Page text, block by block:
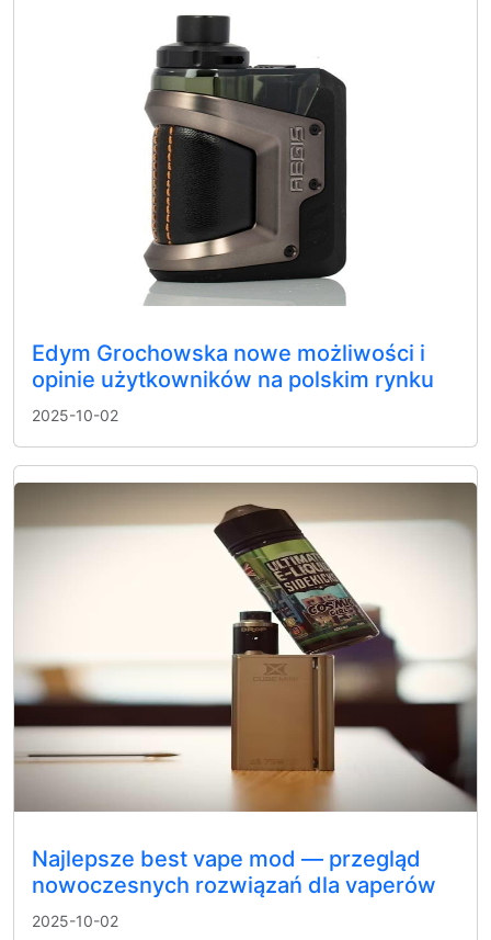
Edym Grochowska nowe możliwości i
opinie użytkowników na polskim rynku
2025-10-02
Najlepsze best vape mod — przegląd
nowoczesnych rozwiązań dla vaperów
2025-10-02